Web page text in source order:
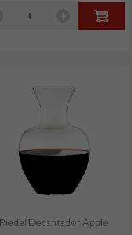
Riedel Decantador Apple